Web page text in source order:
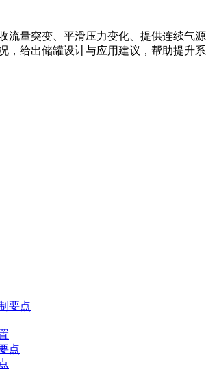
量突变、平滑压力变化、提供连续气
给出储罐设计与应用建议，帮助提升系
要点
点